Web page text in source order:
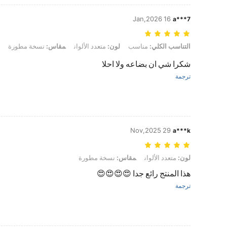
a***7
16 Jan,2026
التناسب الكلي: مناسب, لون: متعدد الألوان, مقاس: نسخة مطورة
التناسب الكلي: مناسب لون: متعدد الألوان مقاس: نسخة مطورة
شكرا شي ان بضاعه ولا احلا
ترجمة
a***k
29 Nov,2025
لون: متعدد الألوان, مقاس: نسخة مطورة
لون: متعدد الألوان مقاس: نسخة مطورة
هذا المنتج رائع جدا 😍😍😍😍
ترجمة